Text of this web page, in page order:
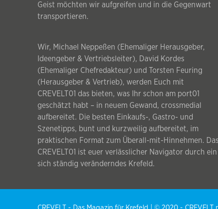
Geist möchten wir aufgreifen und in die Gegenwart
transportieren.
Wir, Michael Neppeßen (Ehemaliger Herausgeber,
Ideengeber & Vertriebsleiter), David Kordes
(Ehemaliger Chefredakteur) und Torsten Feuring
(Herausgeber & Vertrieb), werden Euch mit
CREVELT01 das bieten, was Ihr schon am port01
geschätzt habt – in neuem Gewand, crossmedial
aufbereitet. Die besten Einkaufs-, Gastro- und
Szenetipps, bunt und kurzweilig aufbereitet, im
praktischen Format zum Überall-mit-Hinnehmen. Das
CREVELT01 ist euer verlässlicher Navigator durch ein
sich ständig veränderndes Krefeld.